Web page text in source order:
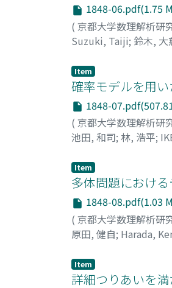
1848-06.pdf(1.75
( 京都大学数理解析研
Suzuki, Taiji; 鈴木, 大
Item
確率モデルを用
1848-
( 京都大学数理解析研
池田, 和司; 林, 浩平;
Item
多体問題におけ
1848-08.pdf(1.03
( 京都大学数理解析研
原田, 健自; Harada,
Item
詳細つりあいを